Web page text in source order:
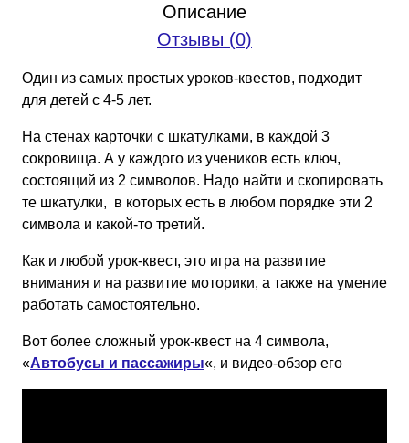
Описание
Отзывы (0)
Один из самых простых уроков-квестов, подходит
для детей с 4-5 лет.
На стенах карточки с шкатулками, в каждой 3
сокровища. А у каждого из учеников есть ключ,
состоящий из 2 символов. Надо найти и скопировать
те шкатулки, в которых есть в любом порядке эти 2
символа и какой-то третий.
Как и любой урок-квест, это игра на развитие
внимания и на развитие моторики, а также на умение
работать самостоятельно.
Вот более сложный урок-квест на 4 символа,
«Автобусы и пассажиры«, и видео-обзор его